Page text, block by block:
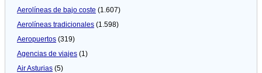
Aerolíneas de bajo coste (1.607)
Aerolíneas tradicionales (1.598)
Aeropuertos (319)
Agencias de viajes (1)
Air Asturias (5)